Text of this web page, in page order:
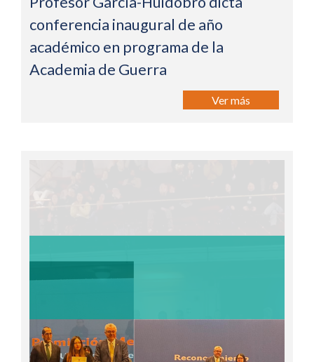
conferencia inaugural de año
académico en programa de la
Academia de Guerra
Ver más